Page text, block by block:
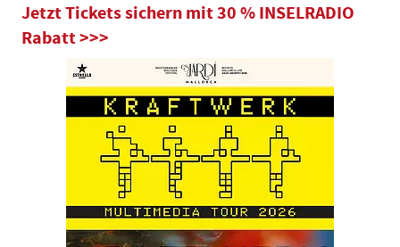
Jetzt Tickets sichern mit 30 % INSELRADIO
Rabatt >>>